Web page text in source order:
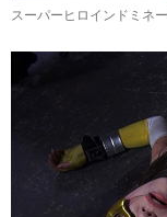
スーパーヒロインドミネ